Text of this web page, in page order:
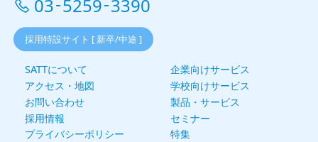
03-5259-3390
採用特設サイト [ 新卒/中途 ]
SATTについて
アクセス・地図
お問い合わせ
採用情報
プライバシーポリシー
企業向けサービス
学校向けサービス
製品・サービス
セミナー
特集